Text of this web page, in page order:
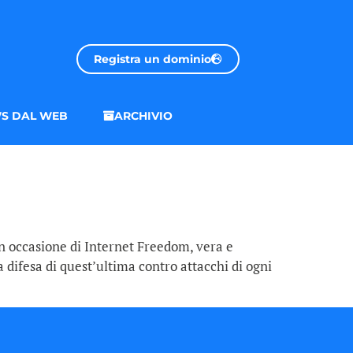
Registra un dominio
DAL WEB ARCHIVIO
di Internet Freedom, vera e
di quest’ultima contro attacchi di ogni